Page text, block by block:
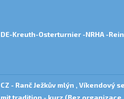
DE-Kreuth-Osterturnier -NRHA -
CZ - Ranč Ježkův mlýn , Víkendový